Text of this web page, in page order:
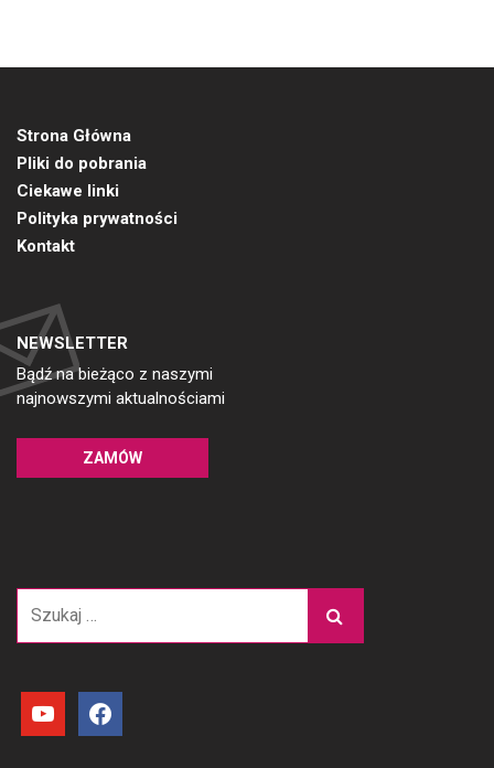
Strona Główna
Pliki do pobrania
Ciekawe linki
Polityka prywatności
Kontakt
NEWSLETTER
Bądź na bieżąco z naszymi
najnowszymi aktualnościami
ZAMÓW
youtube facebook